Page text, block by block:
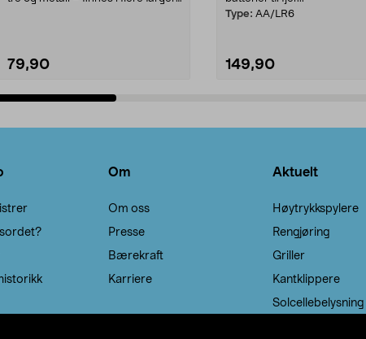
79,90
Type: AA/LR6
149,90
Om
Om oss
Presse
Bærekraft
Karriere
Aktuelt
Høytrykkspylere
Rengjøring
Griller
Kantklippere
Solcellebelysning